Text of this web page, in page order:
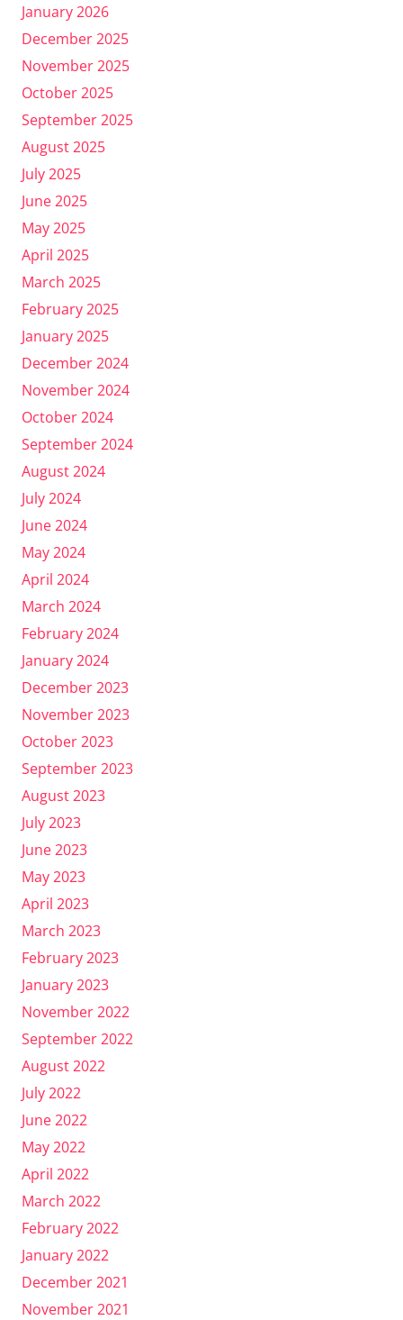
January 2026
December 2025
November 2025
October 2025
September 2025
August 2025
July 2025
June 2025
May 2025
April 2025
March 2025
February 2025
January 2025
December 2024
November 2024
October 2024
September 2024
August 2024
July 2024
June 2024
May 2024
April 2024
March 2024
February 2024
January 2024
December 2023
November 2023
October 2023
September 2023
August 2023
July 2023
June 2023
May 2023
April 2023
March 2023
February 2023
January 2023
November 2022
September 2022
August 2022
July 2022
June 2022
May 2022
April 2022
March 2022
February 2022
January 2022
December 2021
November 2021